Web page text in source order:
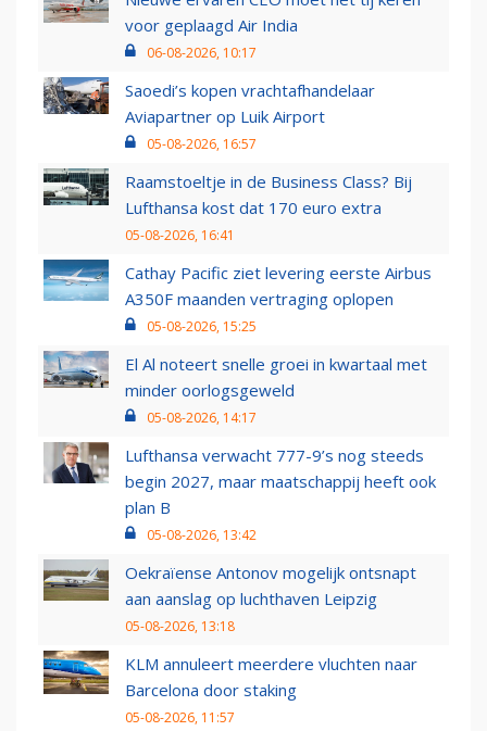
voor geplaagd Air India
06-08-2026, 10:17
Saoedi’s kopen vrachtafhandelaar
Aviapartner op Luik Airport
05-08-2026, 16:57
Raamstoeltje in de Business Class? Bij
Lufthansa kost dat 170 euro extra
05-08-2026, 16:41
Cathay Pacific ziet levering eerste Airbus
A350F maanden vertraging oplopen
05-08-2026, 15:25
El Al noteert snelle groei in kwartaal met
minder oorlogsgeweld
05-08-2026, 14:17
Lufthansa verwacht 777-9’s nog steeds
begin 2027, maar maatschappij heeft ook
plan B
05-08-2026, 13:42
Oekraïense Antonov mogelijk ontsnapt
aan aanslag op luchthaven Leipzig
05-08-2026, 13:18
KLM annuleert meerdere vluchten naar
Barcelona door staking
05-08-2026, 11:57